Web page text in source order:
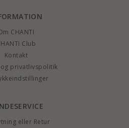
CHANTI
Club
Kontakt
privatlivspolitik
eller Retur